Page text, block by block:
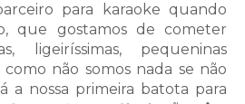
para karaoke quando
que gostamos de cometer
ligeiríssimas, pequeninas
não somos nada se não
a nossa primeira batota para